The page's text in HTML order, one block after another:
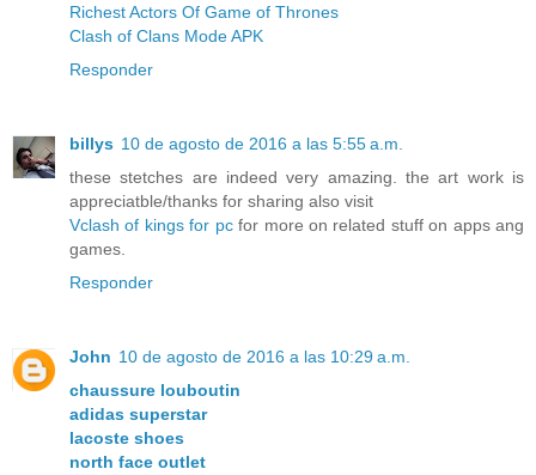
Richest Actors Of Game of Thrones
Clash of Clans Mode APK
Responder
billys 10 de agosto de 2016 a las 5:55 a.m.
these stetches are indeed very amazing. the art work is
appreciatble/thanks for sharing also visit
Vclash of kings for pcfor more on related stuff on apps ang
games.
Responder
John 10 de agosto de 2016 a las 10:29 a.m.
chaussure louboutin
adidas superstar
lacoste shoes
north face outlet